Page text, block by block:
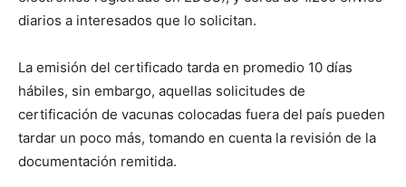
diarios a interesados que lo solicitan.
La emisión del certificado tarda en promedio 10 días
hábiles, sin embargo, aquellas solicitudes de
certificación de vacunas colocadas fuera del país pueden
tardar un poco más, tomando en cuenta la revisión de la
documentación remitida.